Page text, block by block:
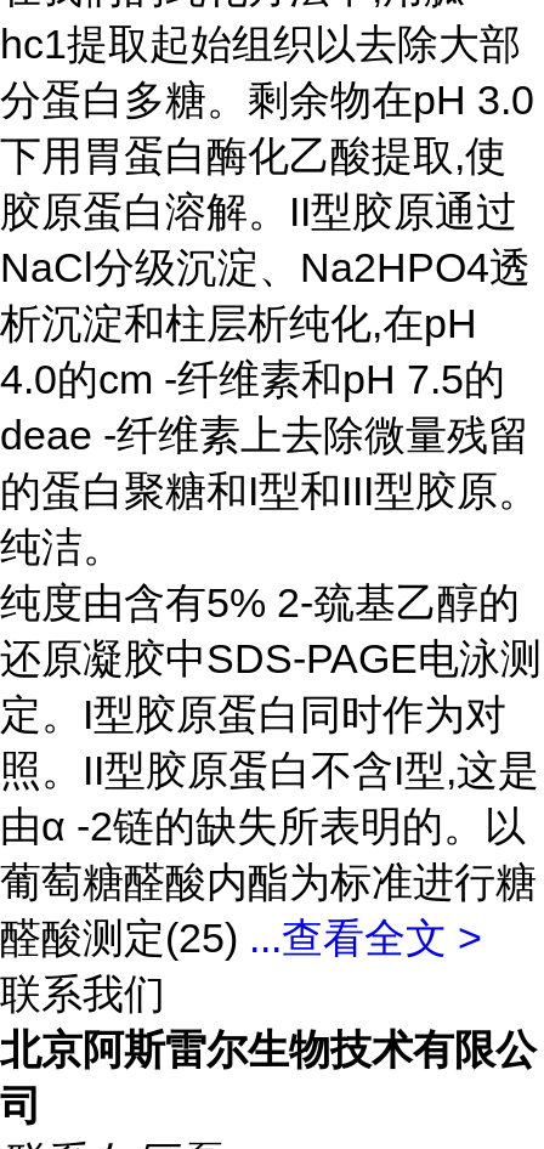
hc1提取起始组织以去除大部
分蛋白多糖。剩余物在pH 3.0
下用胃蛋白酶化乙酸提取,使
胶原蛋白溶解。II型胶原通过
NaCl分级沉淀、Na2HPO4透
析沉淀和柱层析纯化,在pH
4.0的cm -纤维素和pH 7.5的
deae -纤维素上去除微量残留
的蛋白聚糖和I型和III型胶原。
纯洁。
纯度由含有5% 2-巯基乙醇的
还原凝胶中SDS-PAGE电泳测
定。I型胶原蛋白同时作为对
照。II型胶原蛋白不含I型,这是
由α -2链的缺失所表明的。以
葡萄糖醛酸内酯为标准进行糖
醛酸测定(25) ...查看全文 >
联系我们
北京阿斯雷尔生物技术有限公
司